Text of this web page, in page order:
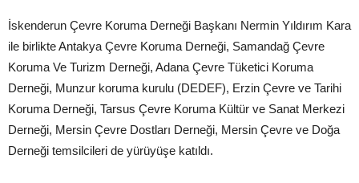
İskenderun Çevre Koruma Derneği Başkanı Nermin Yıldırım Kara
ile birlikte Antakya Çevre Koruma Derneği, Samandağ Çevre
Koruma Ve Turizm Derneği, Adana Çevre Tüketici Koruma
Derneği, Munzur koruma kurulu (DEDEF), Erzin Çevre ve Tarihi
Koruma Derneği, Tarsus Çevre Koruma Kültür ve Sanat Merkezi
Derneği, Mersin Çevre Dostları Derneği, Mersin Çevre ve Doğa
Derneği temsilcileri de yürüyüşe katıldı.